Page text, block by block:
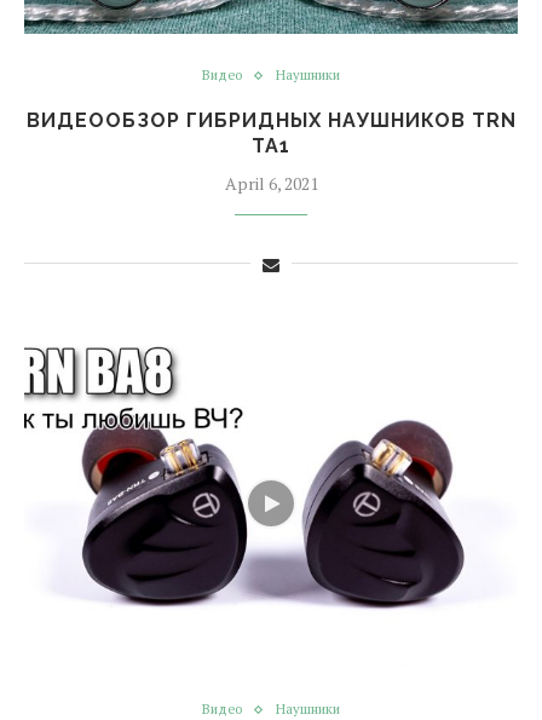
Видео Наушники
ВИДЕООБЗОР ГИБРИДНЫХ НАУШНИКОВ TRN
TA1
April 6, 2021
Видео Наушники